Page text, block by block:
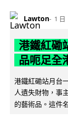
Lawton 1 日
港鐵紅磡
品呃足全
港鐵紅磡站月台
人遺失財物，事
的藝術品。這件